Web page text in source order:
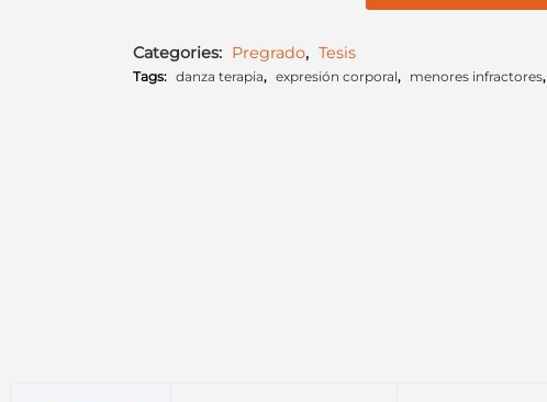
Categories: Pregrado, Tesis
Tags: danza terapia, expresión corporal, menores infractores,